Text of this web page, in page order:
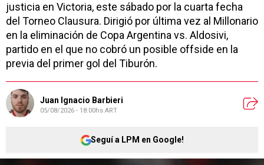
justicia en Victoria, este sábado por la cuarta fecha
del Torneo Clausura. Dirigió por última vez al Millonario
en la eliminación de Copa Argentina vs. Aldosivi,
partido en el que no cobró un posible offside en la
previa del primer gol del Tiburón.
Juan Ignacio Barbieri
05/08/2026 - 18:00hs ART
Seguí a LPM en Google!